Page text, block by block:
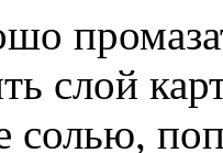
слой
солью,